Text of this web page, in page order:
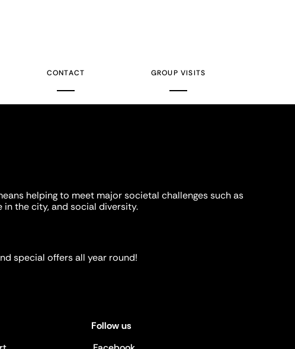
CONTACT GROUP VISITS
helping to meet major societal challenges such as
in the city, and social diversity.
special offers all year round!
Follow us